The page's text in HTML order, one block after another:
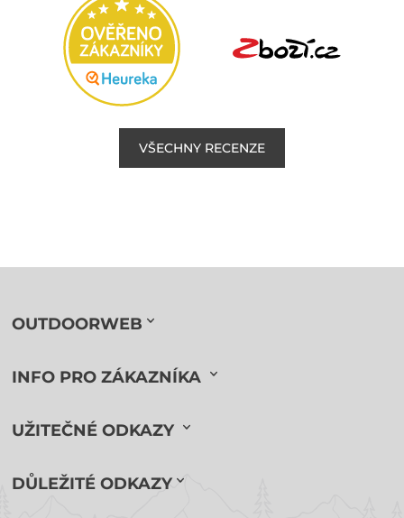
VŠECHNY RECENZE
OUTDOORWEB
INFO PRO ZÁKAZNÍKA
UŽITEČNÉ ODKAZY
DŮLEŽITÉ ODKAZY